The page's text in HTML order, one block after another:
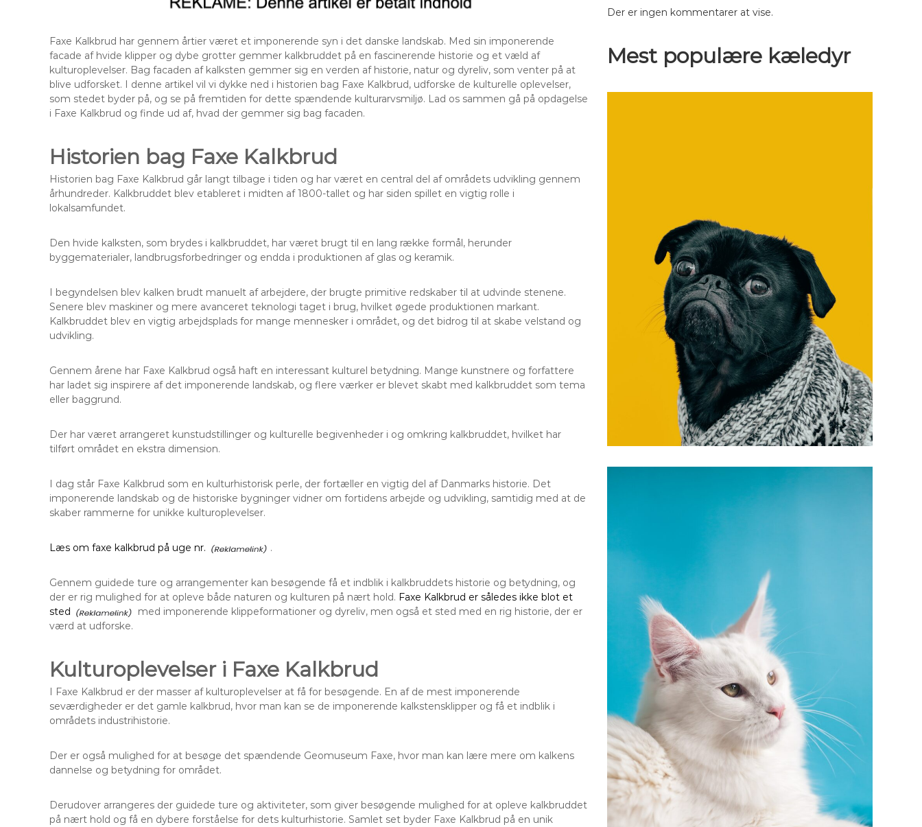
Faxe Kalkbrud har gennem årtier været et imponerende syn i det danske landskab. Med sin imponerende
facade af hvide klipper og dybe grotter gemmer kalkbruddet på en fascinerende historie og et væld af
kulturoplevelser. Bag facaden af kalksten gemmer sig en verden af historie, natur og dyreliv, som venter på at
blive udforsket. I denne artikel vil vi dykke ned i historien bag Faxe Kalkbrud, udforske de kulturelle oplevelser,
som stedet byder på, og se på fremtiden for dette spændende kulturarvsmiljø. Lad os sammen gå på opdagelse
i Faxe Kalkbrud og finde ud af, hvad der gemmer sig bag facaden.
Historien bag Faxe Kalkbrud
Historien bag Faxe Kalkbrud går langt tilbage i tiden og har været en central del af områdets udvikling gennem
århundreder. Kalkbruddet blev etableret i midten af 1800-tallet og har siden spillet en vigtig rolle i
lokalsamfundet.
Den hvide kalksten, som brydes i kalkbruddet, har været brugt til en lang række formål, herunder
byggematerialer, landbrugsforbedringer og endda i produktionen af glas og keramik.
I begyndelsen blev kalken brudt manuelt af arbejdere, der brugte primitive redskaber til at udvinde stenene.
Senere blev maskiner og mere avanceret teknologi taget i brug, hvilket øgede produktionen markant.
Kalkbruddet blev en vigtig arbejdsplads for mange mennesker i området, og det bidrog til at skabe velstand og
udvikling.
Gennem årene har Faxe Kalkbrud også haft en interessant kulturel betydning. Mange kunstnere og forfattere
har ladet sig inspirere af det imponerende landskab, og flere værker er blevet skabt med kalkbruddet som tema
eller baggrund.
Der har været arrangeret kunstudstillinger og kulturelle begivenheder i og omkring kalkbruddet, hvilket har
tilført området en ekstra dimension.
I dag står Faxe Kalkbrud som en kulturhistorisk perle, der fortæller en vigtig del af Danmarks historie. Det
imponerende landskab og de historiske bygninger vidner om fortidens arbejde og udvikling, samtidig med at de
skaber rammerne for unikke kulturoplevelser.
Læs om faxe kalkbrud på uge nr. .
Gennem guidede ture og arrangementer kan besøgende få et indblik i kalkbruddets historie og betydning, og
der er rig mulighed for at opleve både naturen og kulturen på nært hold. Faxe Kalkbrud er således ikke blot et
sted
med imponerende klippeformationer og dyreliv, men også et sted med en rig historie, der er
værd at udforske.
Kulturoplevelser i Faxe Kalkbrud
I Faxe Kalkbrud er der masser af kulturoplevelser at få for besøgende. En af de mest imponerende
seværdigheder er det gamle kalkbrud, hvor man kan se de imponerende kalkstensklipper og få et indblik i
områdets industrihistorie.
Der er også mulighed for at besøge det spændende Geomuseum Faxe, hvor man kan lære mere om kalkens
dannelse og betydning for området.
Derudover arrangeres der guidede ture og aktiviteter, som giver besøgende mulighed for at opleve kalkbruddet
på nært hold og få en dybere forståelse for dets kulturhistorie. Samlet set byder Faxe Kalkbrud på en unik
Der er ingen kommentarer at vise.
Mest populære kæledyr